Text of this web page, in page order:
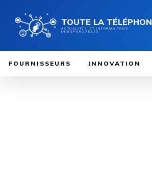
TOUTE LA
ACTUALITÉS ET INFORMAITONS
INDISPENSABLES
FOURNISSEURS INNOVATION